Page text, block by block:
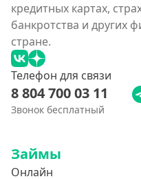
кредитных картах,
банкротства и других
стране.
Телефон для связи
8 804 700 03 11
Звонок бесплатный
Займы
Онлайн